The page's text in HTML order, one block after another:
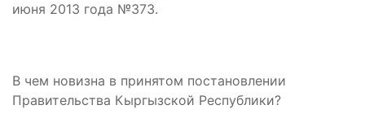
июня 2013 года №373.
В чем новизна в принятом постановлении
Правительства Кыргызской Республики?